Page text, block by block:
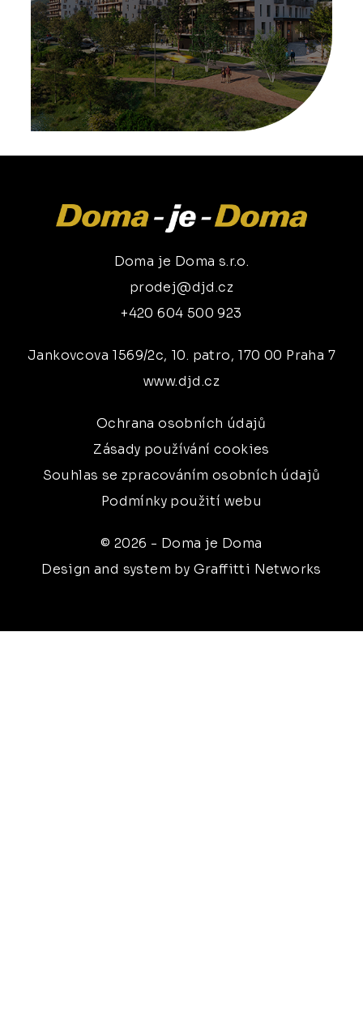
Doma je Doma s.r.o.
prodej@djd.cz
+420 604 500 923
Jankovcova 1569/2c, 10. patro, 170 00 Praha 7
www.djd.cz
Ochrana osobních údajů
Zásady používání cookies
Souhlas se zpracováním osobních údajů
Podmínky použití webu
© 2026 - Doma je Doma
Design and system by Graffitti Networks